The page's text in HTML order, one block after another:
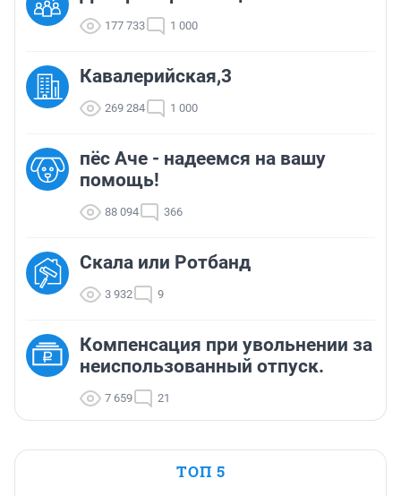
177 733 1 000
Кавалерийская,3
269 284 1 000
пёс Аче - надеемся на вашу
помощь!
88 094 366
Скала или Ротбанд
3 932 9
Компенсация при увольнении за
неиспользованный отпуск.
7 659 21
ТОП 5